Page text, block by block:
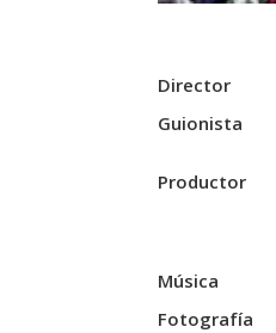
Director
Guionista
Productor
Música
Fotografía